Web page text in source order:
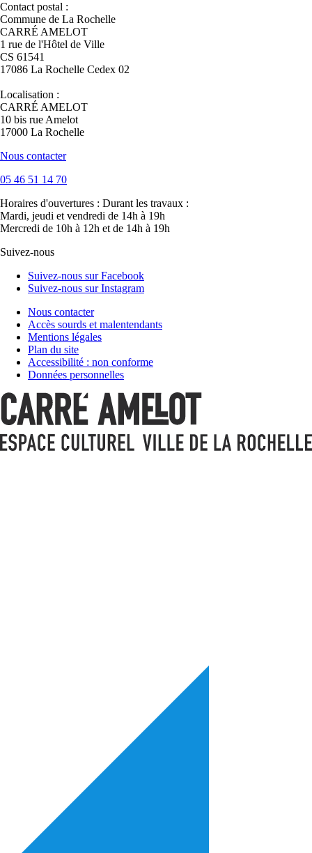
Contact postal :
Commune de La Rochelle
CARRÉ AMELOT
1 rue de l'Hôtel de Ville
CS 61541
17086 La Rochelle Cedex 02
Localisation :
CARRÉ AMELOT
10 bis rue Amelot
17000 La Rochelle
Nous contacter
05 46 51 14 70
Horaires d'ouvertures : Durant les travaux :
Mardi, jeudi et vendredi de 14h à 19h
Mercredi de 10h à 12h et de 14h à 19h
Suivez-nous
Suivez-nous sur Facebook
Suivez-nous sur Instagram
Nous contacter
Accès sourds et malentendants
Mentions légales
Plan du site
Accessibilité : non conforme
Données personnelles